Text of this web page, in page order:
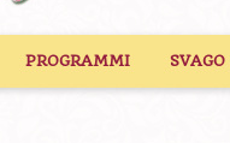
PROGRAMMI SVAGO